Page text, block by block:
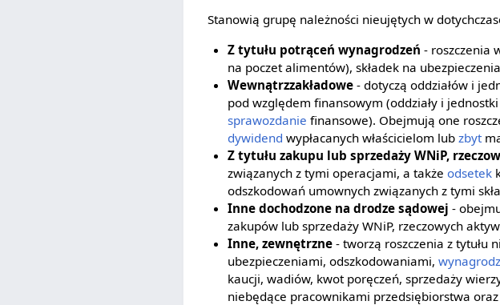
Stanowią grupę należności nieujętych w
Z tytułu potrąceń wynagrodzeń - roszczenia
na poczet alimentów), składek na
Wewnątrzzakładowe- dotyczą oddziałów i
pod względem finansowym (oddziały i
sprawozdanie finansowe). Obejmują one
dywidend wypłacanych właścicielom lub zbyt
Z tytułu zakupu lub sprzedaży WNiP,
związanych z tymi operacjami, a także odsetek
odszkodowań umownych związanych z tymi
Inne dochodzone na drodze sądowej -
zakupów lub sprzedaży WNiP, rzeczowych
Inne, zewnętrzne- tworzą roszczenia z tytułu
ubezpieczeniami, odszkodowaniami,
kaucji, wadiów, kwot poręczeń, sprzedaży
niebędące pracownikami przedsiębiorstwa